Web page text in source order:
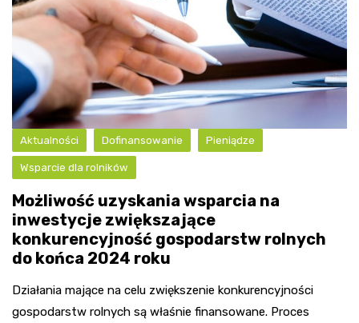
Aktualności Dofinansowanie Pieniądze
Wsparcie dla rolników
Możliwość uzyskania wsparcia na
inwestycje zwiększające
konkurencyjność gospodarstw rolnych
do końca 2024 roku
Działania mające na celu zwiększenie konkurencyjności
gospodarstw rolnych są właśnie finansowane. Proces